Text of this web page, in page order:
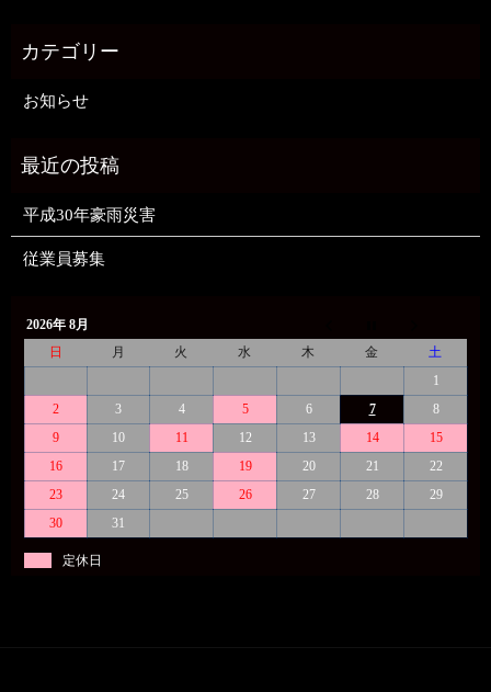
お知らせ
平成30年豪雨災害
従業員募集
2026年 8月
日
月 火 水 木 金
土
1
2
3 4 5 6 7
8
9
10 11 12 13 14
15
16
17 18 19 20 21
22
23
24 25 26 27 28
29
30
31
定休日